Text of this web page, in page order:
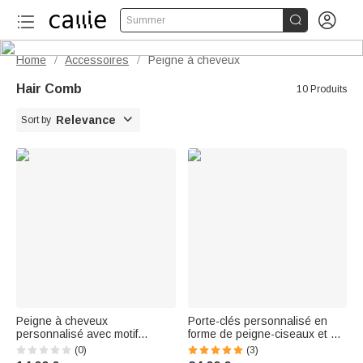
Summer  
Home / Accessoires / Peigne à cheveux
Hair Comb 10 Produits
Sort by Relevance 
Peigne à cheveux
personnalisé avec motif
d'animal de dessin animé,
initiale du prénom et ruban –
(0)
Porte-clés personnalisé en
forme de peigne-ciseaux et de
sèche-cheveux avec nœud,
orné d'une initiale – Cadeau
(3)